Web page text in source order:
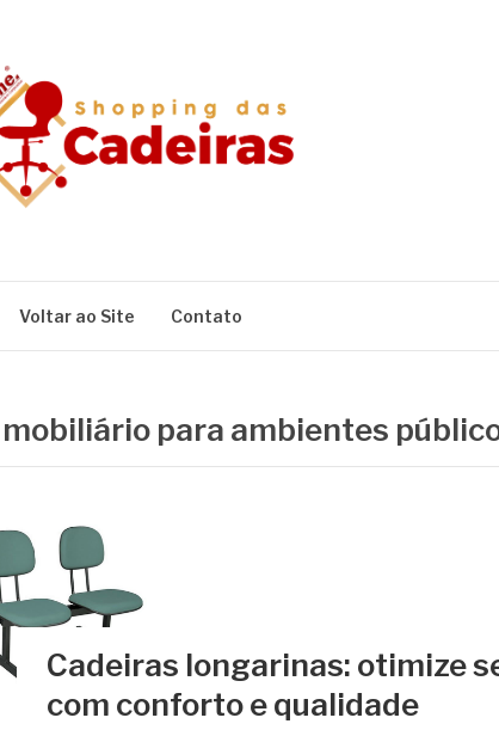
SHOPPING DAS
Voltar ao Site Contato
mobiliário para ambientes
Cadeiras longarinas: otimize
com conforto e qualidade